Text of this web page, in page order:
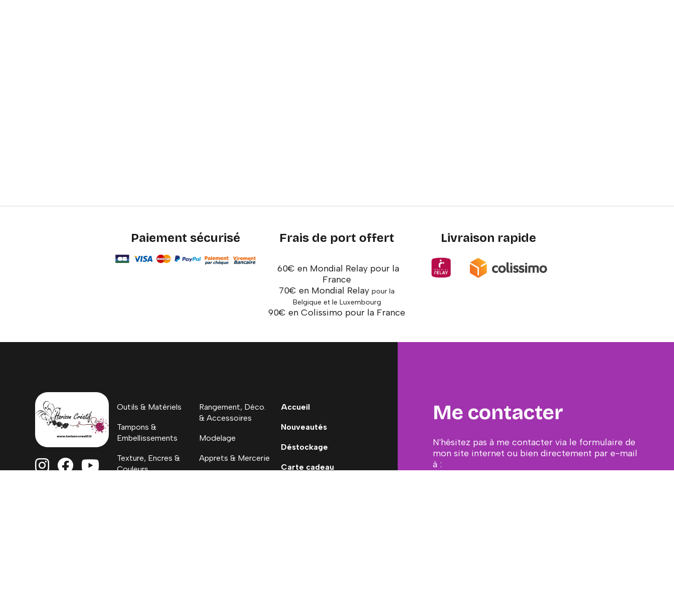
Paiement sécurisé Frais de port offert
60€ en Mondial Relay pour la
France
70€ en Mondial Relaypour la
Belgique et le Luxembourg
90€ en Colissimo pour la France
Livraison rapide
  
Outils & Matériels
Tampons &
Embellissements
Texture, Encres &
Couleurs
Rangement, Déco.
& Accessoires
Modelage
Apprets & Mercerie
Accueil
Nouveautés
Déstockage
Carte cadeau
Me contacter
N'hésitez pas à me contacter via le formulaire de
mon site internet ou bien directement par e-mail
à :